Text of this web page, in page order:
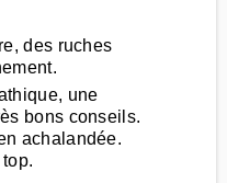
des ruches
une
bons conseils.
achalandée.